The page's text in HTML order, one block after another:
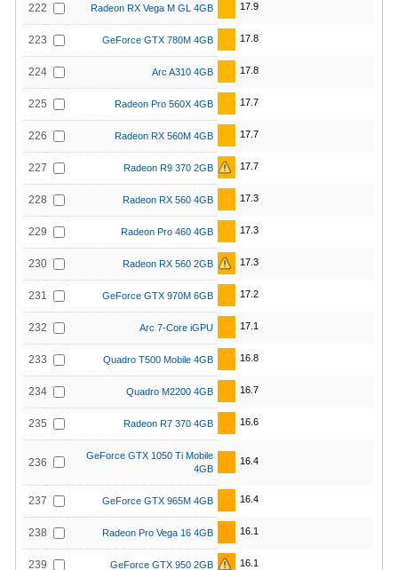
222 Radeon RX Vega M GL 4GB 17.9
223 GeForce GTX 780M 4GB 17.8
224 Arc A310 4GB 17.8
225 Radeon Pro 560X 4GB 17.7
226 Radeon RX 560M 4GB 17.7
227 Radeon R9 370 2GB 17.7
228 Radeon RX 560 4GB 17.3
229 Radeon Pro 460 4GB 17.3
230 Radeon RX 560 2GB 17.3
231 GeForce GTX 970M 6GB 17.2
232 Arc 7-Core iGPU 17.1
233 Quadro T500 Mobile 4GB 16.8
234 Quadro M2200 4GB 16.7
235 Radeon R7 370 4GB 16.6
236
GeForce GTX 1050 Ti Mobile
4GB
16.4
237 GeForce GTX 965M 4GB 16.4
238 Radeon Pro Vega 16 4GB 16.1
239 GeForce GTX 950 2GB 16.1